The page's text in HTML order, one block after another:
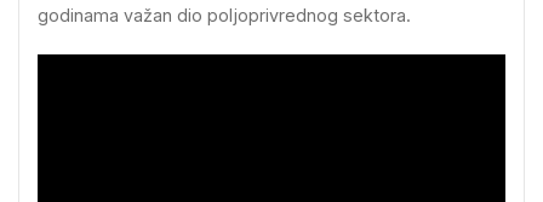
godinama važan dio poljoprivrednog sektora.